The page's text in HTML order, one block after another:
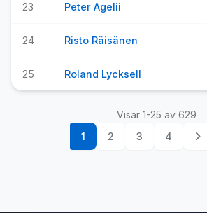
23 Peter Agelii
24 Risto Räisänen
25 Roland Lycksell
Visar 1-25 av 629
1
2 3 4